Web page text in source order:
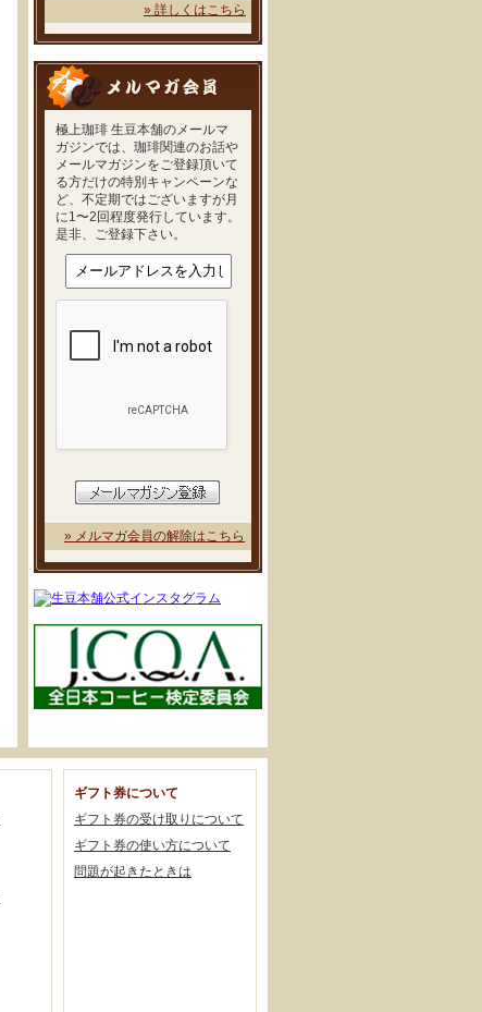
» 詳しくはこちら
極上珈琲 生豆本舗のメールマ
ガジンでは、珈琲関連のお話や
メールマガジンをご登録頂いて
る方だけの特別キャンペーンな
ど、不定期ではございますが月
に1〜2回程度発行しています。
是非、ご登録下さい。
» メルマガ会員の解除はこちら
ギフト券について
ギフト券の受け取りについて
ギフト券の使い方について
問題が起きたときは